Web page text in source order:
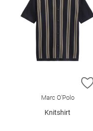
Marc O'Polo
Knitshirt